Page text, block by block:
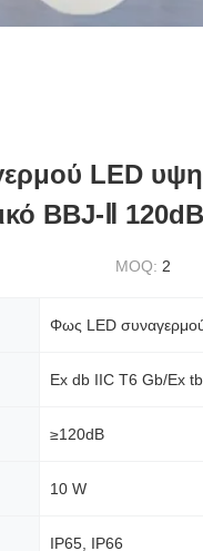
LED
BBJ-Ⅱ 120dB
MOQ: 2
Ex db IIC T6 Gb/Ex
≥120dB
10 W
IP65, IP66